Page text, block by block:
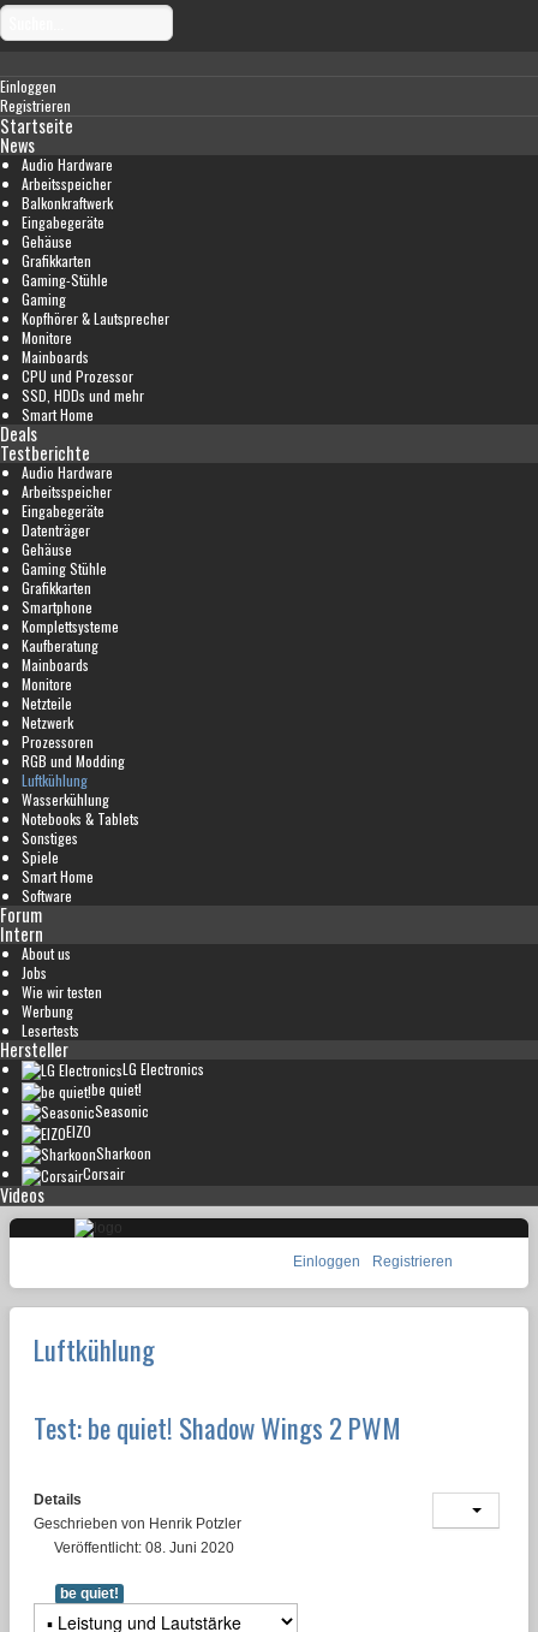
Einloggen
Registrieren
Startseite
News
Audio Hardware
Arbeitsspeicher
Balkonkraftwerk
Eingabegeräte
Gehäuse
Grafikkarten
Gaming-Stühle
Gaming
Kopfhörer & Lautsprecher
Monitore
Mainboards
CPU und Prozessor
SSD, HDDs und mehr
Smart Home
Deals
Testberichte
Audio Hardware
Arbeitsspeicher
Eingabegeräte
Datenträger
Gehäuse
Gaming Stühle
Grafikkarten
Smartphone
Komplettsysteme
Kaufberatung
Mainboards
Monitore
Netzteile
Netzwerk
Prozessoren
RGB und Modding
Luftkühlung
Wasserkühlung
Notebooks & Tablets
Sonstiges
Spiele
Smart Home
Software
Forum
Intern
About us
Jobs
Wie wir testen
Werbung
Lesertests
Hersteller
LG Electronics
be quiet!
Seasonic
EIZO
Sharkoon
Corsair
Videos
Einloggen Registrieren
Luftkühlung
Test: be quiet! Shadow Wings 2 PWM
Details
Geschrieben von Henrik Potzler
Veröffentlicht: 08. Juni 2020
be quiet!